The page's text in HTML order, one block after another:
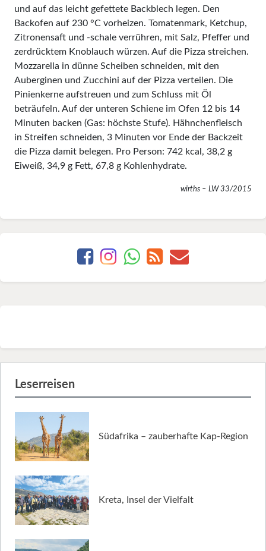
und auf das leicht gefettete Backblech legen. Den
Backofen auf 230 °C vorheizen. Tomatenmark, Ketchup,
Zitronensaft und -schale verrühren, mit Salz, Pfeffer und
zerdrücktem Knoblauch würzen. Auf die Pizza streichen.
Mozzarella in dünne Scheiben schneiden, mit den
Auberginen und Zucchini auf der Pizza verteilen. Die
Pinienkerne aufstreuen und zum Schluss mit Öl
beträufeln. Auf der unteren Schiene im Ofen 12 bis 14
Minuten backen (Gas: höchste Stufe). Hähnchenfleisch
in Streifen schneiden, 3 Minuten vor Ende der Backzeit
die Pizza damit belegen. Pro Person: 742 kcal, 38,2 g
Eiweiß, 34,9 g Fett, 67,8 g Kohlenhydrate.
wirths – LW 33/2015
Leserreisen
Südafrika – zauberhafte Kap-Region
Kreta, Insel der Vielfalt